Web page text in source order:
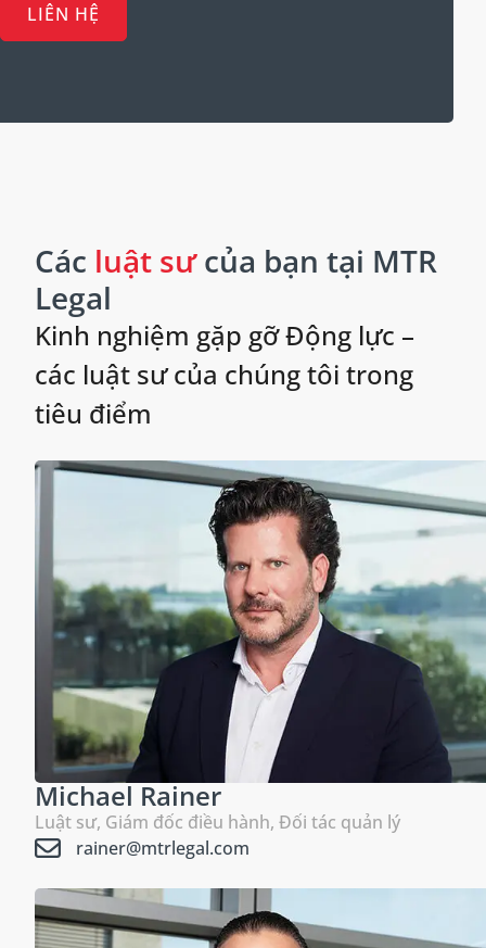
LIÊN HỆ
Các luật sưcủa bạn tại MTR
Legal
Kinh nghiệm gặp gỡ Động lực –
các luật sư của chúng tôi trong
tiêu điểm
Michael Rainer
Luật sư, Giám đốc điều hành, Đối tác quản lý
rainer@mtrlegal.com